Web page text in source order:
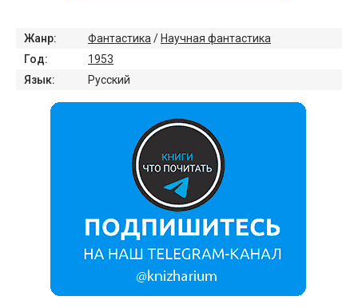
Жанр: Фантастика / Научная фантастика
Год:
1953
Язык:
Русский